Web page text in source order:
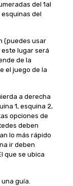
del 1al
del
(puedes usar
este lugar será
de la
el juego de la
a derecha
1, esquina 2,
opciones de
deben
lo más rápido
ir deben
que se ubica
guía.